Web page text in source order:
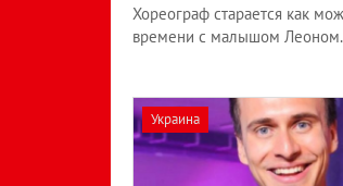
Хореограф старается как
времени с малышом Леоном.
Украина